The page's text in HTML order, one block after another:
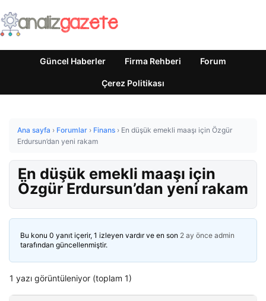
Güncel Haberler Firma Rehberi Forum
Çerez Politikası
Ana sayfa › Forumlar › Finans › En düşük emekli maaşı için Özgür
Erdursun’dan yeni rakam
En düşük emekli maaşı için
Özgür Erdursun’dan yeni rakam
Bu konu 0 yanıt içerir, 1 izleyen vardır ve en son 2 ay önce admin
tarafından güncellenmiştir.
1 yazı görüntüleniyor (toplam 1)